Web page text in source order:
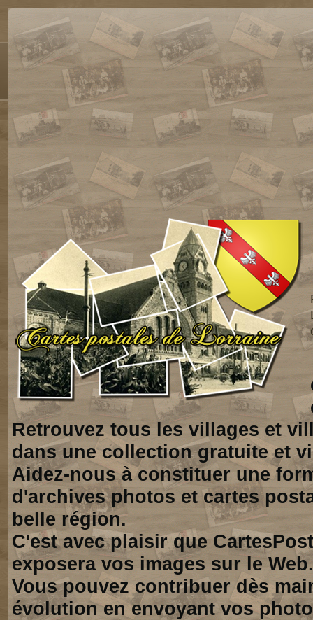
Retrouvez tous les villages et
dans une collection gratuite et
Aidez-nous à constituer une
d'archives photos et cartes
belle région.
C'est avec plaisir que
exposera vos images sur le Web.
Vous pouvez contribuer dès
évolution en envoyant vos